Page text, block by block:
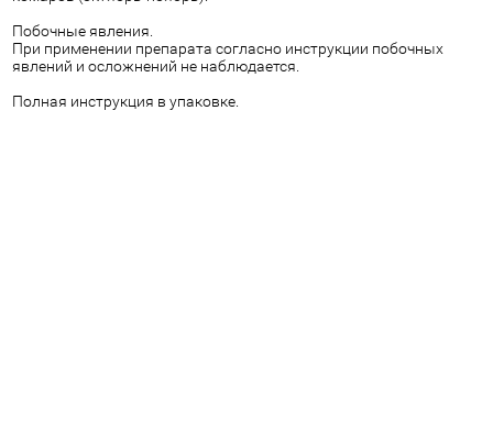
Побочные явления.
При применении препарата согласно инструкции побочных
явлений и осложнений не наблюдается.
Полная инструкция в упаковке.